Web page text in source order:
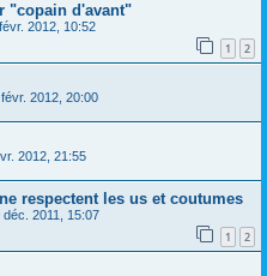
"copain d'avant"
2012, 10:52
1 2
2012, 20:00
2012, 21:55
respectent les us et coutumes
déc. 2011, 15:07
1 2